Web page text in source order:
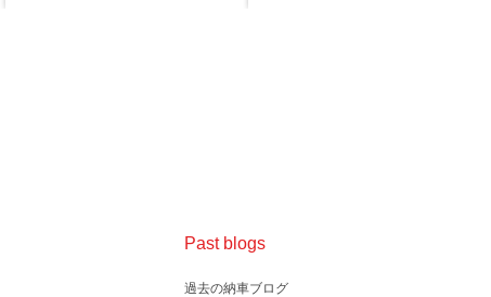
Past blogs
過去の納車ブログ